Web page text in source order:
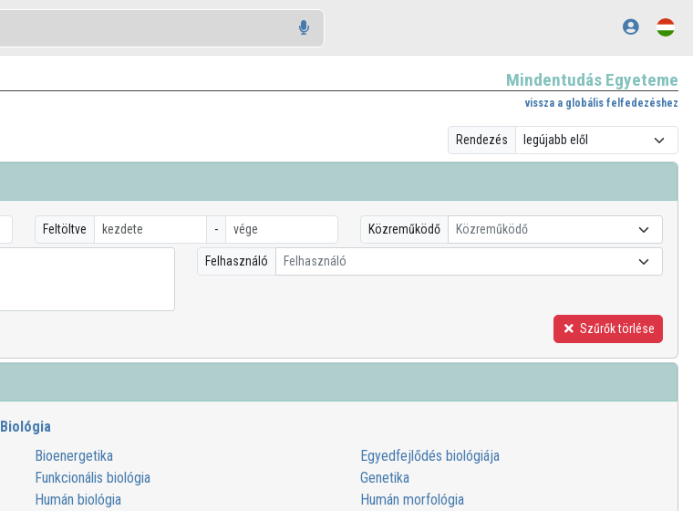
Mindentudás Egyeteme
vissza a globális felfedezéshez
Rendezés
Feltöltve - Közreműködő Közreműködő
Felhasználó Felhasználó
Szűrők törlése
Biológia
Bioenergetika
Egyedfejlődés biológiája
Funkcionális biológia
Genetika
Humán biológia
Humán morfológia